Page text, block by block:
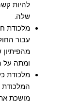
להיות
שלה.
מלכודת
עבור
ומתה על
מלכודת
המלכודת
מושכת